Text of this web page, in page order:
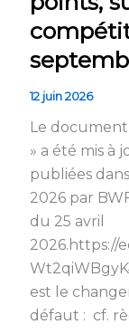
12 juin 2026
Le
» a été mis à
publiées
2026 par
du 25 avril
2026.https://
est le
défaut : cf.
badminton »
:
deux
sets
de
15
points,
sur
toutes
les
compétitions,
à
partir